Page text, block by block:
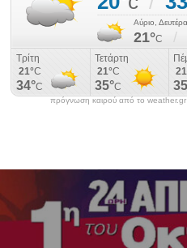
πρόγνωση καιρού από το weather.gr